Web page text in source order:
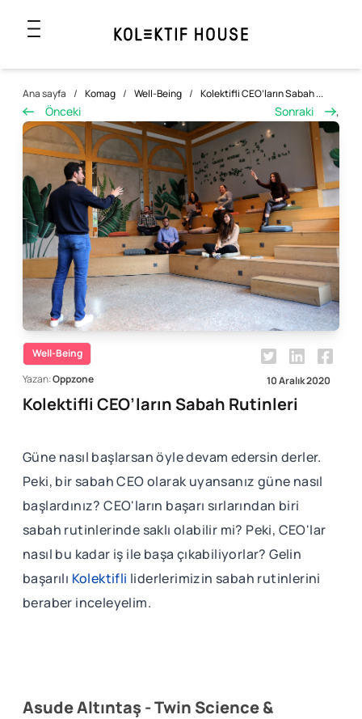
Ana sayfa / Komag / Well-Being / Kolektifli CEO’ların Sabah ...
Önceki Sonraki ,
Well-Being
Yazan:Oppzone 10 Aralık 2020
Kolektifli CEO’ların Sabah Rutinleri
Güne nasıl başlarsan öyle devam edersin derler.
Peki, bir sabah CEO olarak uyansanız güne nasıl
başlardınız? CEO'ların başarı sırlarından biri
sabah rutinlerinde saklı olabilir mi? Peki, CEO'lar
nasıl bu kadar iş ile başa çıkabiliyorlar? Gelin
başarılı Kolektifli liderlerimizin sabah rutinlerini
beraber inceleyelim.
Asude Altıntaş - Twin Science &